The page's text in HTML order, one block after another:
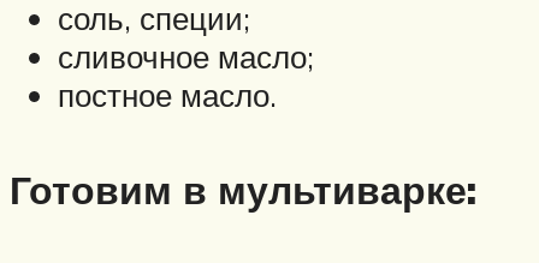
соль, специи;
сливочное масло;
постное масло.
Готовим в мультиварке: